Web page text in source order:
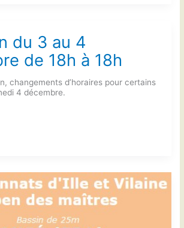
du 3 au 4
de 18h à 18h
changements d’horaires pour certains
4 décembre.